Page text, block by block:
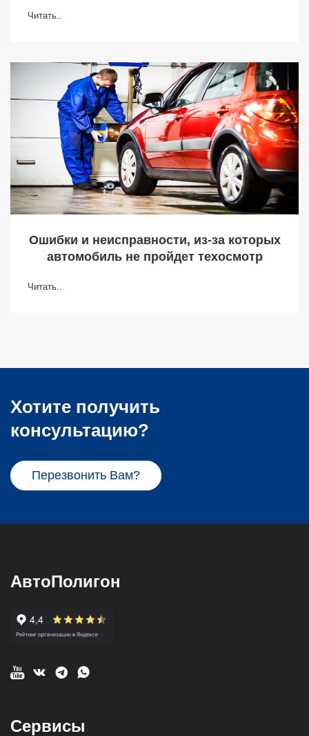
Читать..
Ошибки и неисправности, из-за которых
автомобиль не пройдет техосмотр
Читать..
Xотите получить
консультацию?
Перезвонить Вам?
АвтоПолигон
Сервисы